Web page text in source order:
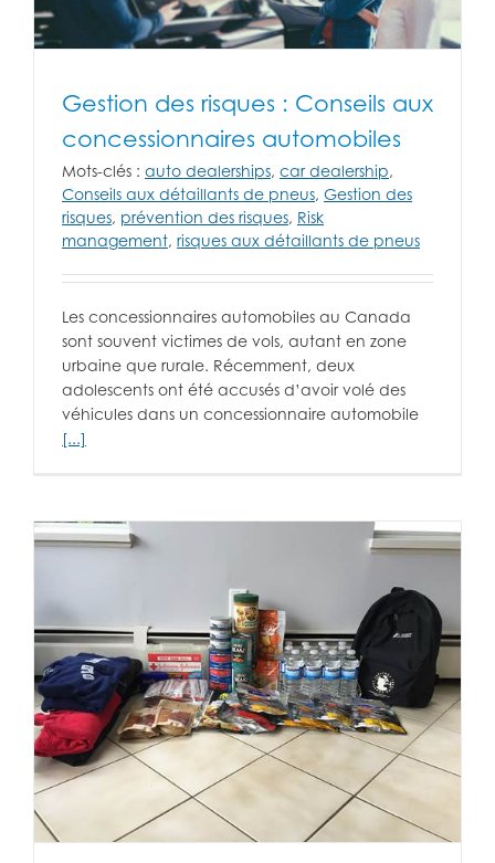
Gestion des risques : Conseils aux
concessionnaires automobiles
Mots-clés : auto dealerships, car dealership,
Conseils aux détaillants de pneus, Gestion des
risques, prévention des risques, Risk
management, risques aux détaillants de pneus
Les concessionnaires automobiles au Canada
sont souvent victimes de vols, autant en zone
urbaine que rurale. Récemment, deux
adolescents ont été accusés d’avoir volé des
véhicules dans un concessionnaire automobile
[...]